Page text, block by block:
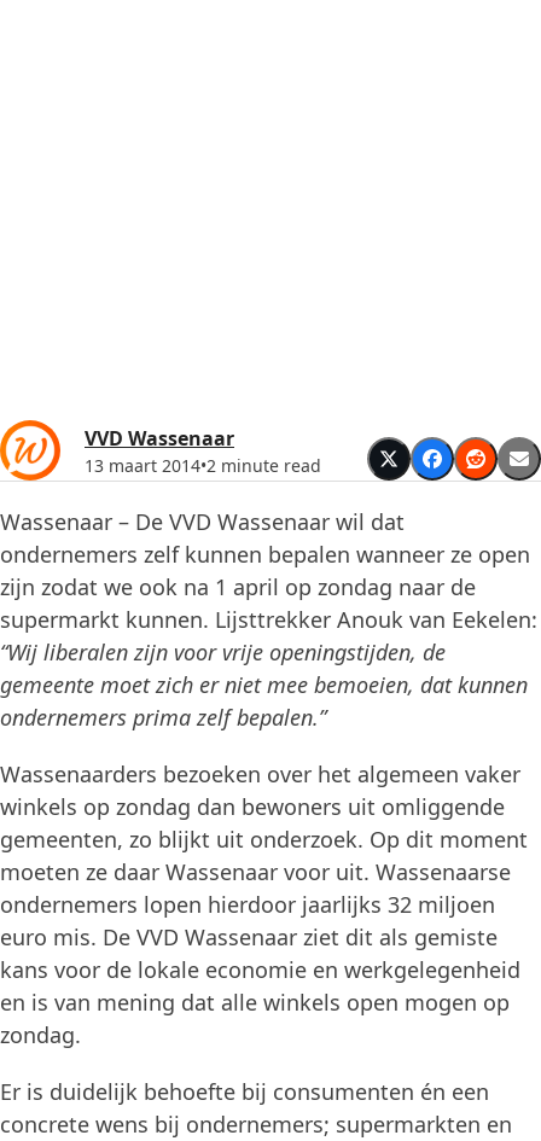
VVD Wassenaar
13 maart 2014•2 minute read
Wassenaar – De VVD Wassenaar wil dat
ondernemers zelf kunnen bepalen wanneer ze open
zijn zodat we ook na 1 april op zondag naar de
supermarkt kunnen. Lijsttrekker Anouk van Eekelen:
“Wij liberalen zijn voor vrije openingstijden, de
gemeente moet zich er niet mee bemoeien, dat kunnen
ondernemers prima zelf bepalen.”
Wassenaarders bezoeken over het algemeen vaker
winkels op zondag dan bewoners uit omliggende
gemeenten, zo blijkt uit onderzoek. Op dit moment
moeten ze daar Wassenaar voor uit. Wassenaarse
ondernemers lopen hierdoor jaarlijks 32 miljoen
euro mis. De VVD Wassenaar ziet dit als gemiste
kans voor de lokale economie en werkgelegenheid
en is van mening dat alle winkels open mogen op
zondag.
Er is duidelijk behoefte bij consumenten én een
concrete wens bij ondernemers; supermarkten en